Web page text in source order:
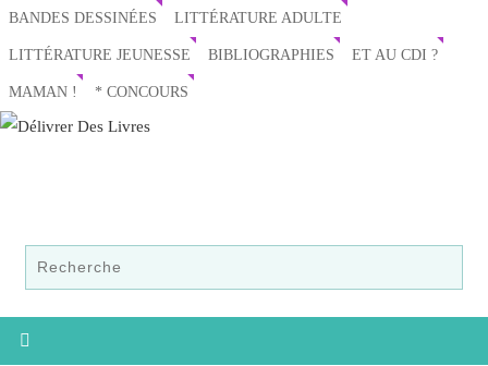
BANDES DESSINÉES LITTÉRATURE ADULTE
LITTÉRATURE JEUNESSE BIBLIOGRAPHIES ET AU CDI ?
MAMAN ! * CONCOURS